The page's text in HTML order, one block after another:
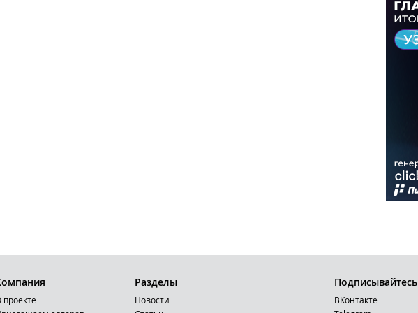
проекте
Разделы
Новости
Подписывайтесь
ВКонтакте